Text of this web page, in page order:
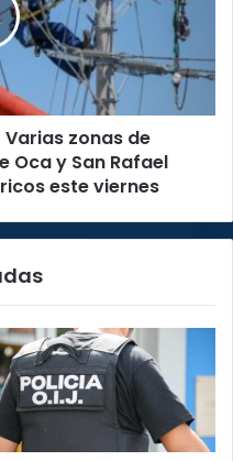
Varias zonas de
Oca y San Rafael
este viernes